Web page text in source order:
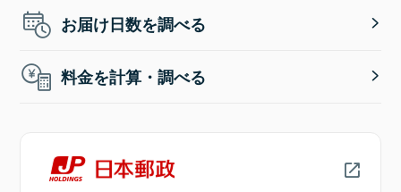
お届け日数を調べる
料金を計算・調べる